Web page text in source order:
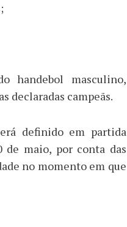
handebol masculino,
declaradas campeãs.
definido em partida
de maio, por conta das
no momento em que